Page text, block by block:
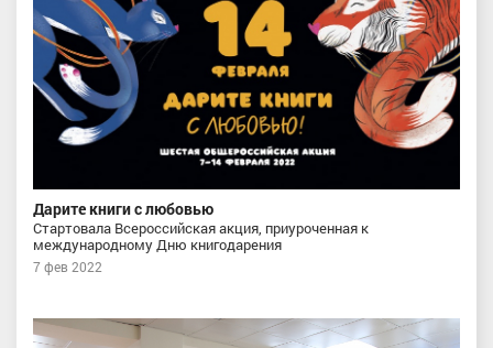
Дарите книги с любовью
Стартовала Всероссийская акция, приуроченная к
международному Дню книгодарения
7 фев 2022